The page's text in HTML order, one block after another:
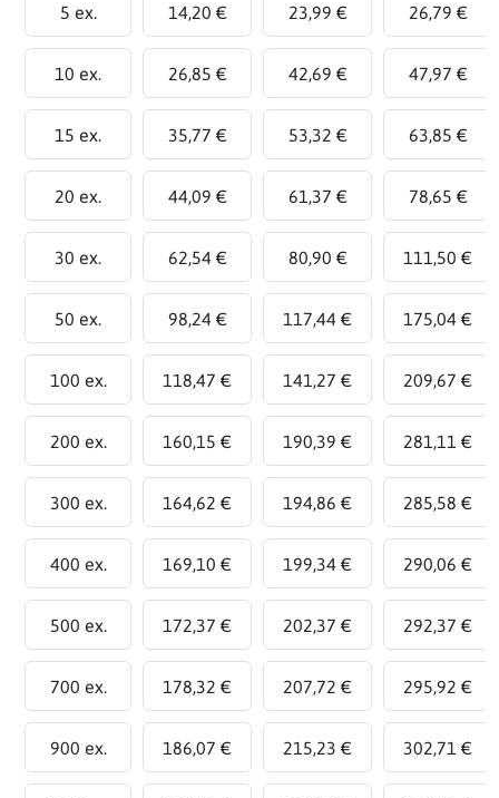
5 ex. 14,20 € 23,99 € 26,79 €
10 ex. 26,85 € 42,69 € 47,97 €
15 ex. 35,77 € 53,32 € 63,85 €
20 ex. 44,09 € 61,37 € 78,65 €
30 ex. 62,54 € 80,90 € 111,50 €
50 ex. 98,24 € 117,44 € 175,04 €
100 ex. 118,47 € 141,27 € 209,67 €
200 ex. 160,15 € 190,39 € 281,11 €
300 ex. 164,62 € 194,86 € 285,58 €
400 ex. 169,10 € 199,34 € 290,06 €
500 ex. 172,37 € 202,37 € 292,37 €
700 ex. 178,32 € 207,72 € 295,92 €
900 ex. 186,07 € 215,23 € 302,71 €